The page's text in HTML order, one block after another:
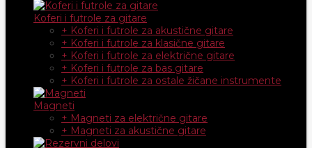
Koferi i futrole za gitare
+ Koferi i futrole za akustične gitare
+ Koferi i futrole za klasične gitare
+ Koferi i futrole za električne gitare
+ Koferi i futrole za bas gitare
+ Koferi i futrole za ostale žičane instrumente
Magneti
+ Magneti za električne gitare
+ Magneti za akustične gitare